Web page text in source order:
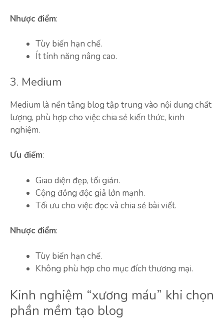
Nhược điểm:
Tùy biến hạn chế.
Ít tính năng nâng cao.
3. Medium
Medium là nền tảng blog tập trung vào nội dung chất
lượng, phù hợp cho việc chia sẻ kiến thức, kinh
nghiệm.
Ưu điểm:
Giao diện đẹp, tối giản.
Cộng đồng độc giả lớn mạnh.
Tối ưu cho việc đọc và chia sẻ bài viết.
Nhược điểm:
Tùy biến hạn chế.
Không phù hợp cho mục đích thương mại.
Kinh nghiệm “xương máu” khi chọn
phần mềm tạo blog